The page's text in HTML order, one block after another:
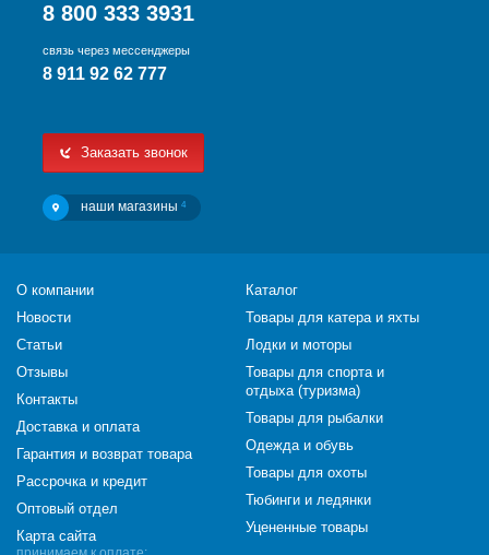
8 800 333 3931
связь через мессенджеры
8 911 92 62 777
Заказать звонок
наши магазины 4
О компании
Новости
Статьи
Отзывы
Контакты
Доставка и оплата
Гарантия и возврат товара
Рассрочка и кредит
Оптовый отдел
Карта сайта
Каталог
Товары для катера и яхты
Лодки и моторы
Товары для спорта и
отдыха (туризма)
Товары для рыбалки
Одежда и обувь
Товары для охоты
Тюбинги и ледянки
Уцененные товары